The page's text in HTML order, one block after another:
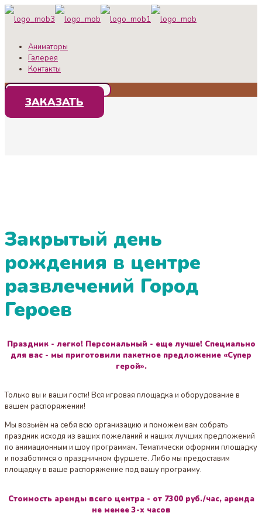
Аниматоры
Галерея
Контакты
ЗАКАЗАТЬ
Закрытый день
рождения в центре
развлечений Город
Героев
Праздник - легко! Персональный - еще лучше! Специально
для вас - мы приготовили пакетное предложение «Супер
герой».
Только вы и ваши гости! Вся игровая площадка и оборудование в
вашем распоряжении!
Мы возьмём на себя всю организацию и поможем вам собрать
праздник исходя из ваших пожеланий и наших лучших предложений
по анимационным и шоу программам. Тематически оформим площадку
и позаботимся о праздничном фуршете. Либо мы предоставим
площадку в ваше распоряжение под вашу программу.
Стоимость аренды всего центра - от 7300 руб./час, аренда
не менее 3-х часов